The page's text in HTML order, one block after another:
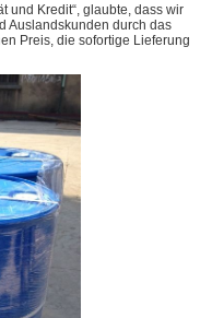
und Kredit“, glaubte, dass wir
Auslandskunden durch das
Preis, die sofortige Lieferung